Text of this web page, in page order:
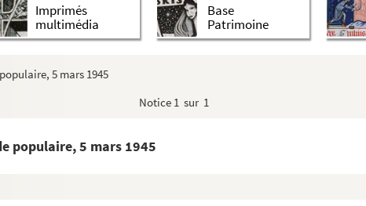
Imprimés
multimédia
Base
Patrimoine
5 mars 1945
Notice 1 sur 1
populaire, 5 mars 1945
l'affaire des Jésuites.
dur>, n° 13, [été] 1923 puis dans Orages.
Laval ?]